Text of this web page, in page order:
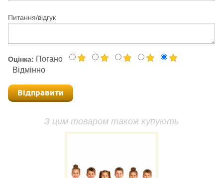
Питання/відгук
Оцінка: Погано
Відмінно
Відправити
З цим товаром також купують